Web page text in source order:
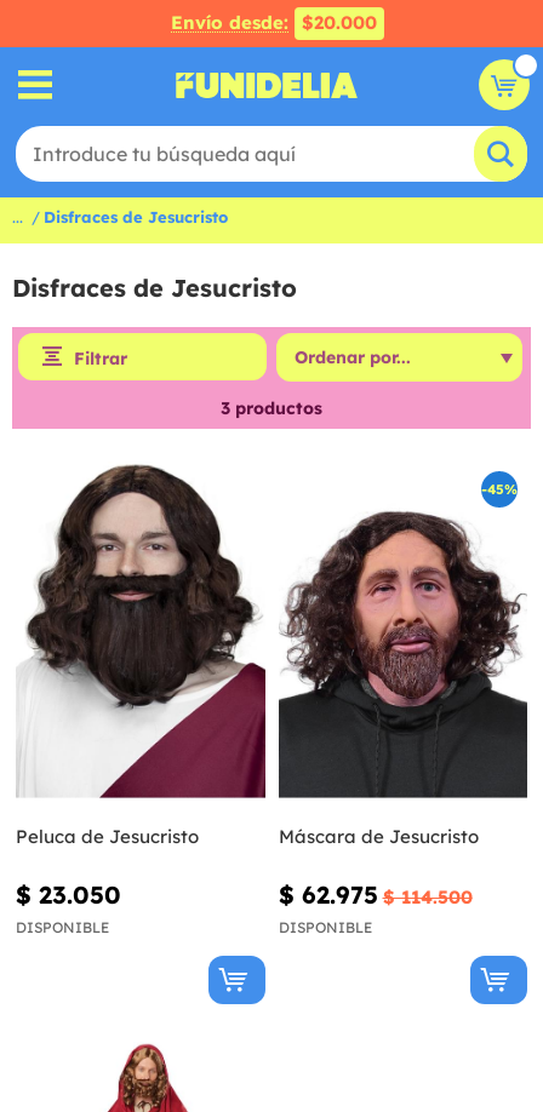
Envío desde: $20.000
... Disfraces de Jesucristo
Disfraces de Jesucristo
Filtrar
3 productos
Peluca de Jesucristo
$ 23.050
DISPONIBLE
-45%
Máscara de Jesucristo
$ 62.975 $ 114.500
DISPONIBLE